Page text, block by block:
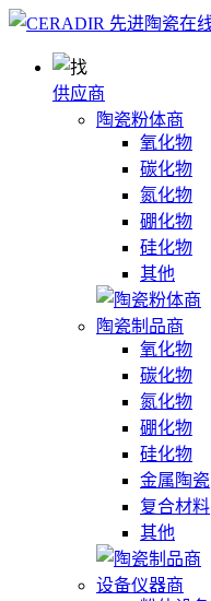
供应商
陶瓷粉体商
氧化物
碳化物
氮化物
硼化物
硅化物
其他
陶瓷制品商
氧化物
碳化物
氮化物
硼化物
硅化物
金属陶瓷
复合材料
其他
设备仪器商